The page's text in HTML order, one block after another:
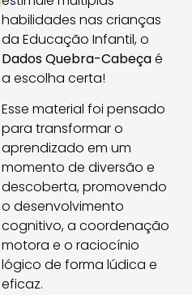
habilidades nas crianças
da Educação Infantil, o
Dados Quebra-Cabeçaé
a escolha certa!
Esse material foi pensado
para transformar o
aprendizado em um
momento de diversão e
descoberta, promovendo
o desenvolvimento
cognitivo, a coordenação
motora e o raciocínio
lógico de forma lúdica e
eficaz.